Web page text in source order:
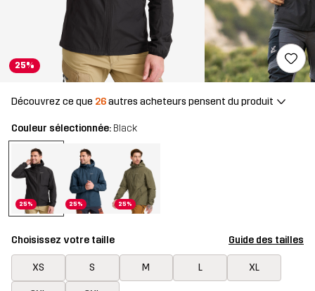
25%
Découvrez ce que 26autres acheteurs pensent du produit
Couleur sélectionnée: Black
25% 25% 25%
Choisissez votre taille Guide des tailles
XS S M L XL